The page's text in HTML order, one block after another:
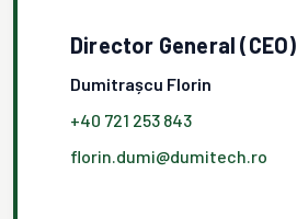
Director General (CEO)
Dumitrașcu Florin
+40 721 253 843
florin.dumi@dumitech.ro